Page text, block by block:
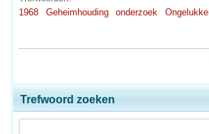
1968
Geheimhouding onderzoek
Trefwoord zoeken